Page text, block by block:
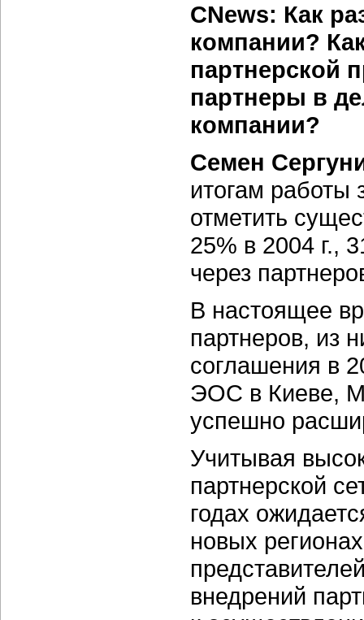
CNews: Как
компании?
партнерской
партнеры в
компании?
Семен
итогам работы
отметить
25% в 2004 г.,
через
В настоящее
партнеров, из
соглашения в
ЭОС в Киеве,
успешно
Учитывая
партнерской
годах
новых
внедрений